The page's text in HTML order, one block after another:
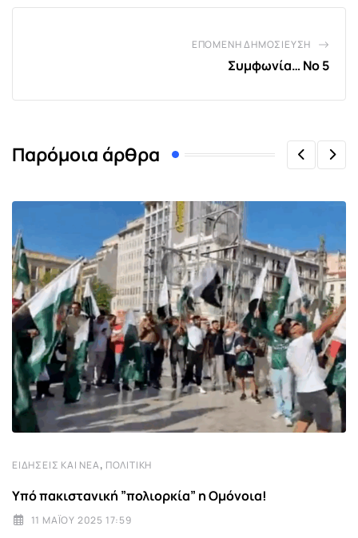
ΕΠΌΜΕΝΗ ΔΗΜΟΣΊΕΥΣΗ
Συμφωνία… Νο 5
Παρόμοια άρθρα
ΕΙΔΉΣΕΙΣ ΚΑΙ ΝΈΑ, ΠΟΛΙΤΙΚΉ
Υπό πακιστανική ”πολιορκία” η Ομόνοια!
11 ΜΑΪ́ΟΥ 2025 17:59